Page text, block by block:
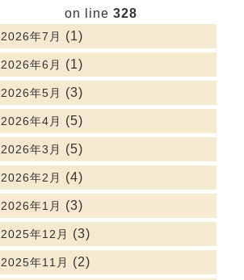
on line 328
2026年7月 (1)
2026年6月 (1)
2026年5月 (3)
2026年4月 (5)
2026年3月 (5)
2026年2月 (4)
2026年1月 (3)
2025年12月 (3)
2025年11月 (2)